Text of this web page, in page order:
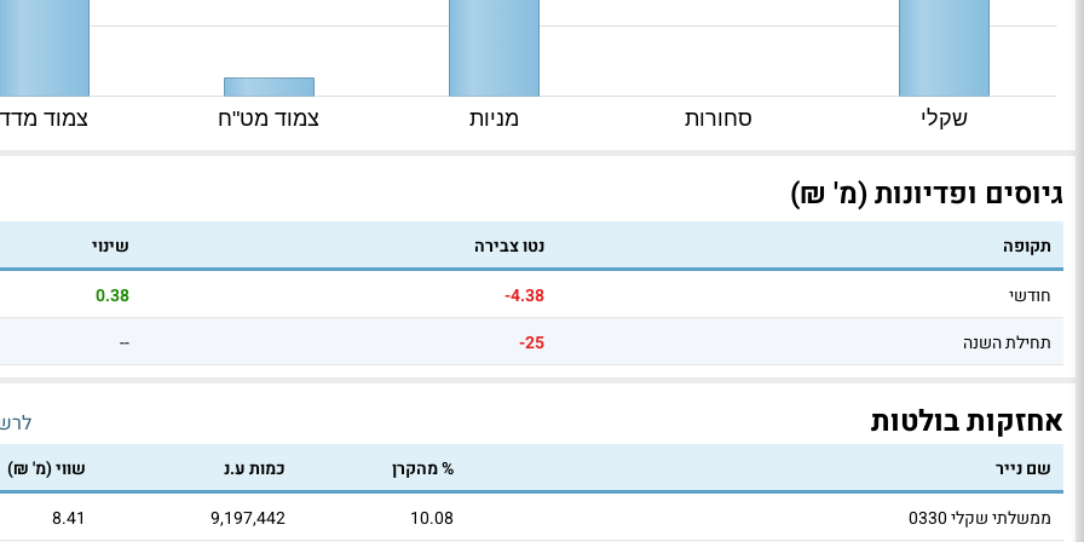
צמוד מדד צמוד מט"ח מניות סחורות שקלי
גיוסים ופדיונות (מ' ₪)
תקופה נטו צבירה
שינוי
חודשי
-4.38
0.38
תחילת השנה
-25
--
אחזקות בולטות
שם נייר % מהקרן כמות ע.נ
שווי (מ' ₪)
ממשלתי שקלי 0330
10.08
9,197,442
8.41